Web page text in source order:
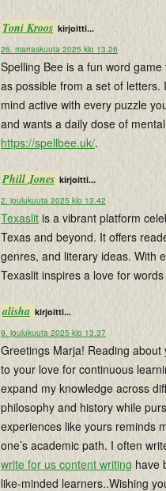
Toni Kroos kirjoitti...
26. marraskuuta 2025 klo 13.26
Spelling Bee is a fun word
as possible from a set of
mind active with every puzzle
and wants a daily dose of
https://spellbee.uk/.
Phill Jones kirjoitti...
2. joulukuuta 2025 klo 13.42
Texaslit is a vibrant platform
Texas and beyond. It offers
genres, and literary ideas. With
Texaslit inspires a love for
alisha kirjoitti...
9. joulukuuta 2025 klo 13.37
Greetings Marja! Reading
to your love for continuous
expand my knowledge across
philosophy and history while
experiences like yours reminds
one’s academic path. I often
write for us content writing have
like-minded learners..Wishing